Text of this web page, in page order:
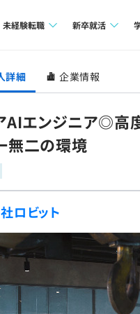
未経験転職
求人検索
転職成功ガイド
新卒就活
本選考
インターン
新卒エージェ
就活成功ガイド
詳細 企業情報
AIエンジニア◎高
無二の環境
ロビット